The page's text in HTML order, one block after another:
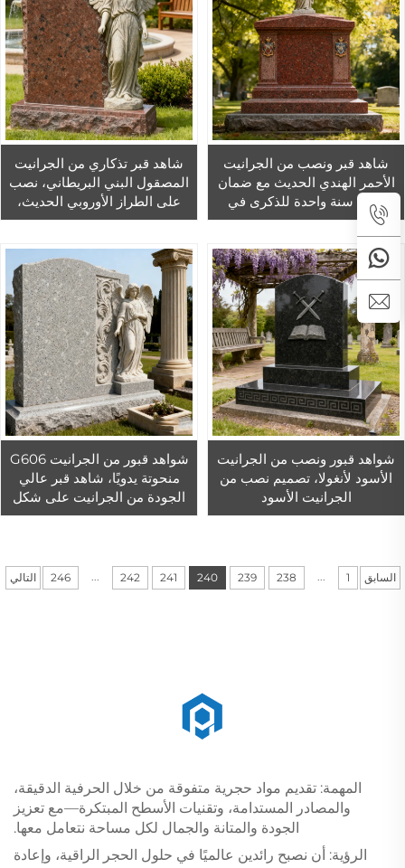
شاهد قبر ونصب من الجرانيت
الأحمر الهندي الحديث مع ضمان
لمدة سنة واحدة للذكرى في
المقابر
شاهد قبر تذكاري من الجرانيت
المصقول البني البريطاني، نصب
على الطراز الأوروبي الحديث،
شاهد قبر على شكل ملاك
شواهد قبور ونصب من الجرانيت
الأسود لأنغولا، تصميم نصب من
الجرانيت الأسود
شواهد قبور من الجرانيت G606
منحوتة يدويًا، شاهد قبر عالي
الجودة من الجرانيت على شكل
ملاك، ونصب تذكارية، تصميم
السابق 1
...
238
239
240
241
242
...
246 التالي
المهمة: تقديم مواد حجرية متفوقة من خلال الحرفية الدقيقة،
والمصادر المستدامة، وتقنيات الأسطح المبتكرة—مع تعزيز
الجودة والمتانة والجمال لكل مساحة نتعامل معها.
الرؤية: أن نصبح رائدين عالميًا في حلول الحجر الراقية، وإعادة